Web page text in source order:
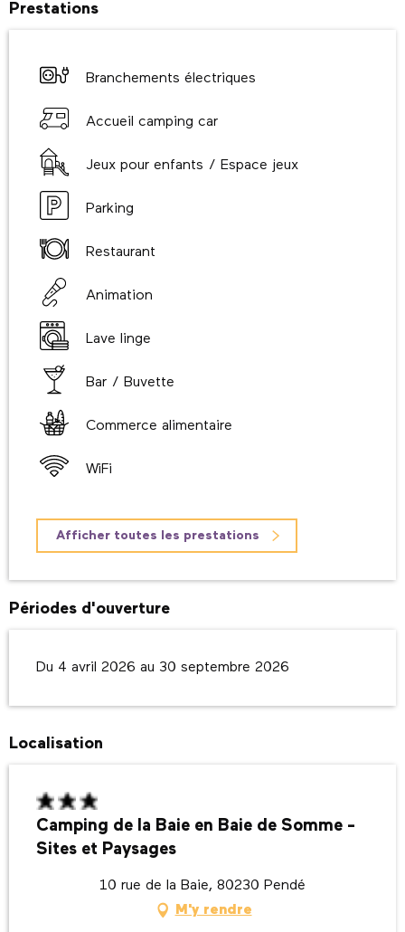
Prestations
Branchements électriques
Accueil camping car
Jeux pour enfants / Espace jeux
Parking
Restaurant
Animation
Lave linge
Bar / Buvette
Commerce alimentaire
WiFi
Afficher toutes les prestations
Périodes d'ouverture
Du 4 avril 2026 au 30 septembre 2026
Localisation
Camping de la Baie en Baie de Somme -
Sites et Paysages
10 rue de la Baie, 80230 Pendé
M'y rendre